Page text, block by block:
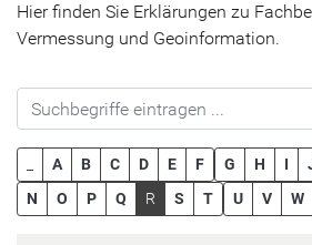
Hier finden Sie Erklärungen zu
Vermessung und Geoinformation.
A B C D E F G H I
N
O P Q R S T U V W